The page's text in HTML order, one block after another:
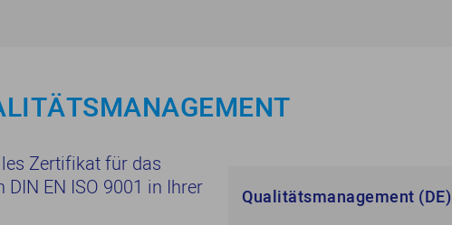
Zertifikat für das
EN ISO 9001 in Ihrer
Qualitätsmanagement (DE)